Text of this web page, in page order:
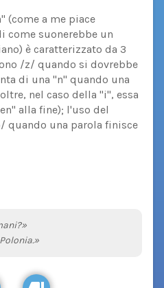
(come a me piace
come suonerebbe un
è caratterizzato da 3
/z/ quando si dovrebbe
di una "n" quando una
nel caso della "i", essa
alla fine); l'uso del
quando una parola finisce